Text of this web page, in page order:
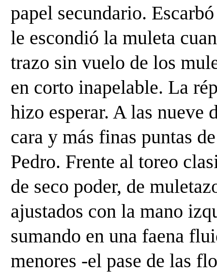
papel secundario.
le escondió la muleta
trazo sin vuelo de los
en corto inapelable. La
hizo esperar. A las nueve
cara y más finas puntas
Pedro. Frente al toreo
de seco poder, de
ajustados con la mano
sumando en una faena
menores -el pase de las